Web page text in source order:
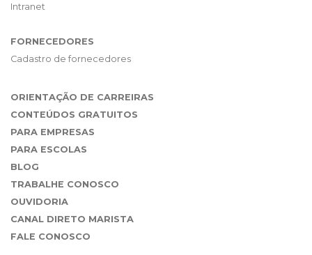
Intranet
FORNECEDORES
Cadastro de fornecedores
ORIENTAÇÃO DE CARREIRAS
CONTEÚDOS GRATUITOS
PARA EMPRESAS
PARA ESCOLAS
BLOG
TRABALHE CONOSCO
OUVIDORIA
CANAL DIRETO MARISTA
FALE CONOSCO